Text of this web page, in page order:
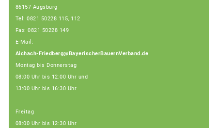
86157 Augsburg
Tel: 0821 50228 115, 112
Fax: 0821 50228 149
E-Mail:
Aichach-Friedberg@BayerischerBauernVerband.de
Montag bis Donnerstag
08:00 Uhr bis 12:00 Uhr und
13:00 Uhr bis 16:30 Uhr
Freitag
08:00 Uhr bis 12:30 Uhr